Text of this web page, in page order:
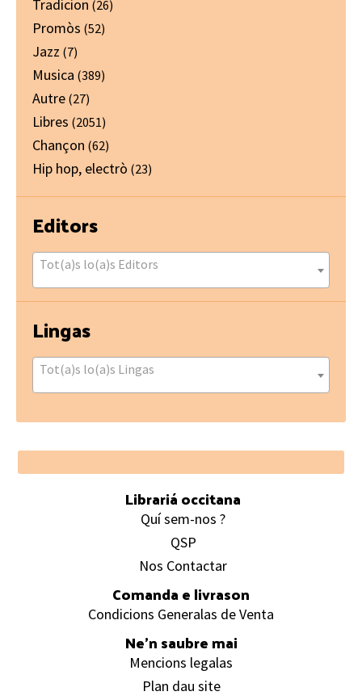
Tradicion (26)
Promòs (52)
Jazz (7)
Musica (389)
Autre (27)
Libres (2051)
Chançon (62)
Hip hop, electrò (23)
Editors
Tot(a)s lo(a)s Editors
Lingas
Tot(a)s lo(a)s Lingas
Footer
Librariá occitana
Quí sem-nos ?
QSP
Nos Contactar
Comanda e livrason
Condicions Generalas de Venta
Ne’n saubre mai
Mencions legalas
Plan dau site